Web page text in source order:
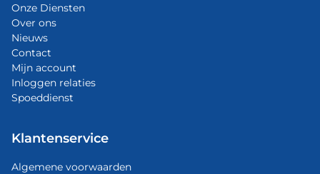
Onze Diensten
Over ons
Nieuws
Contact
Mijn account
Inloggen relaties
Spoeddienst
Klantenservice
Algemene voorwaarden